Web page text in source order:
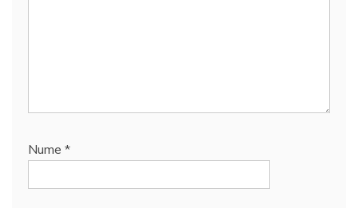
Nume *